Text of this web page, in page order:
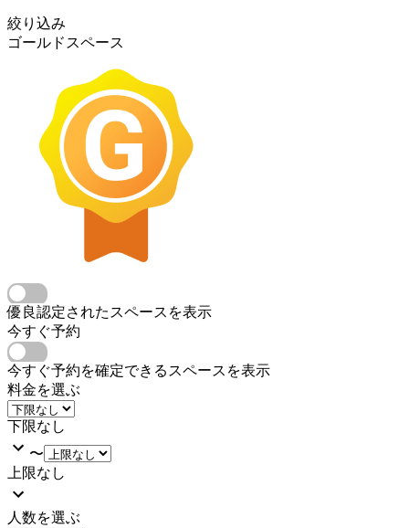
絞り込み
ゴールドスペース
優良認定されたスペースを表示
今すぐ予約
今すぐ予約を確定できるスペースを表示
料金を選ぶ
下限なし
〜
上限なし
人数を選ぶ